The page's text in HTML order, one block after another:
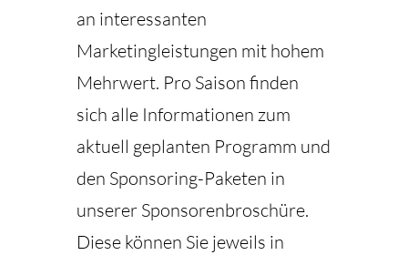
an interessanten
Marketingleistungen mit hohem
Mehrwert. Pro Saison finden
sich alle Informationen zum
aktuell geplanten Programm und
den Sponsoring-Paketen in
unserer Sponsorenbroschüre.
Diese können Sie jeweils in